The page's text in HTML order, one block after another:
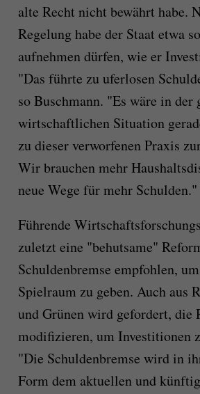
alte Recht nicht bewährt habe.
Regelung habe der Staat etwa
aufnehmen dürfen, wie er
"Das führte zu uferlosen
so Buschmann. "Es wäre in der
wirtschaftlichen Situation
zu dieser verworfenen Praxis
Wir brauchen mehr
neue Wege für mehr Schulden."
Führende
zuletzt eine "behutsame"
Schuldenbremse empfohlen,
Spielraum zu geben. Auch aus
und Grünen wird gefordert, die
modifizieren, um Investitionen
"Die Schuldenbremse wird in
Form dem aktuellen und